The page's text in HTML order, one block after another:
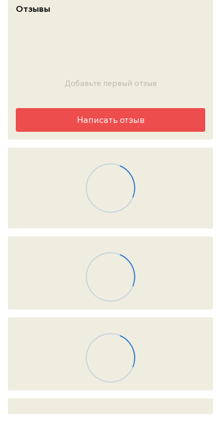
Отзывы
Добавьте первый отзыв
Написать отзыв